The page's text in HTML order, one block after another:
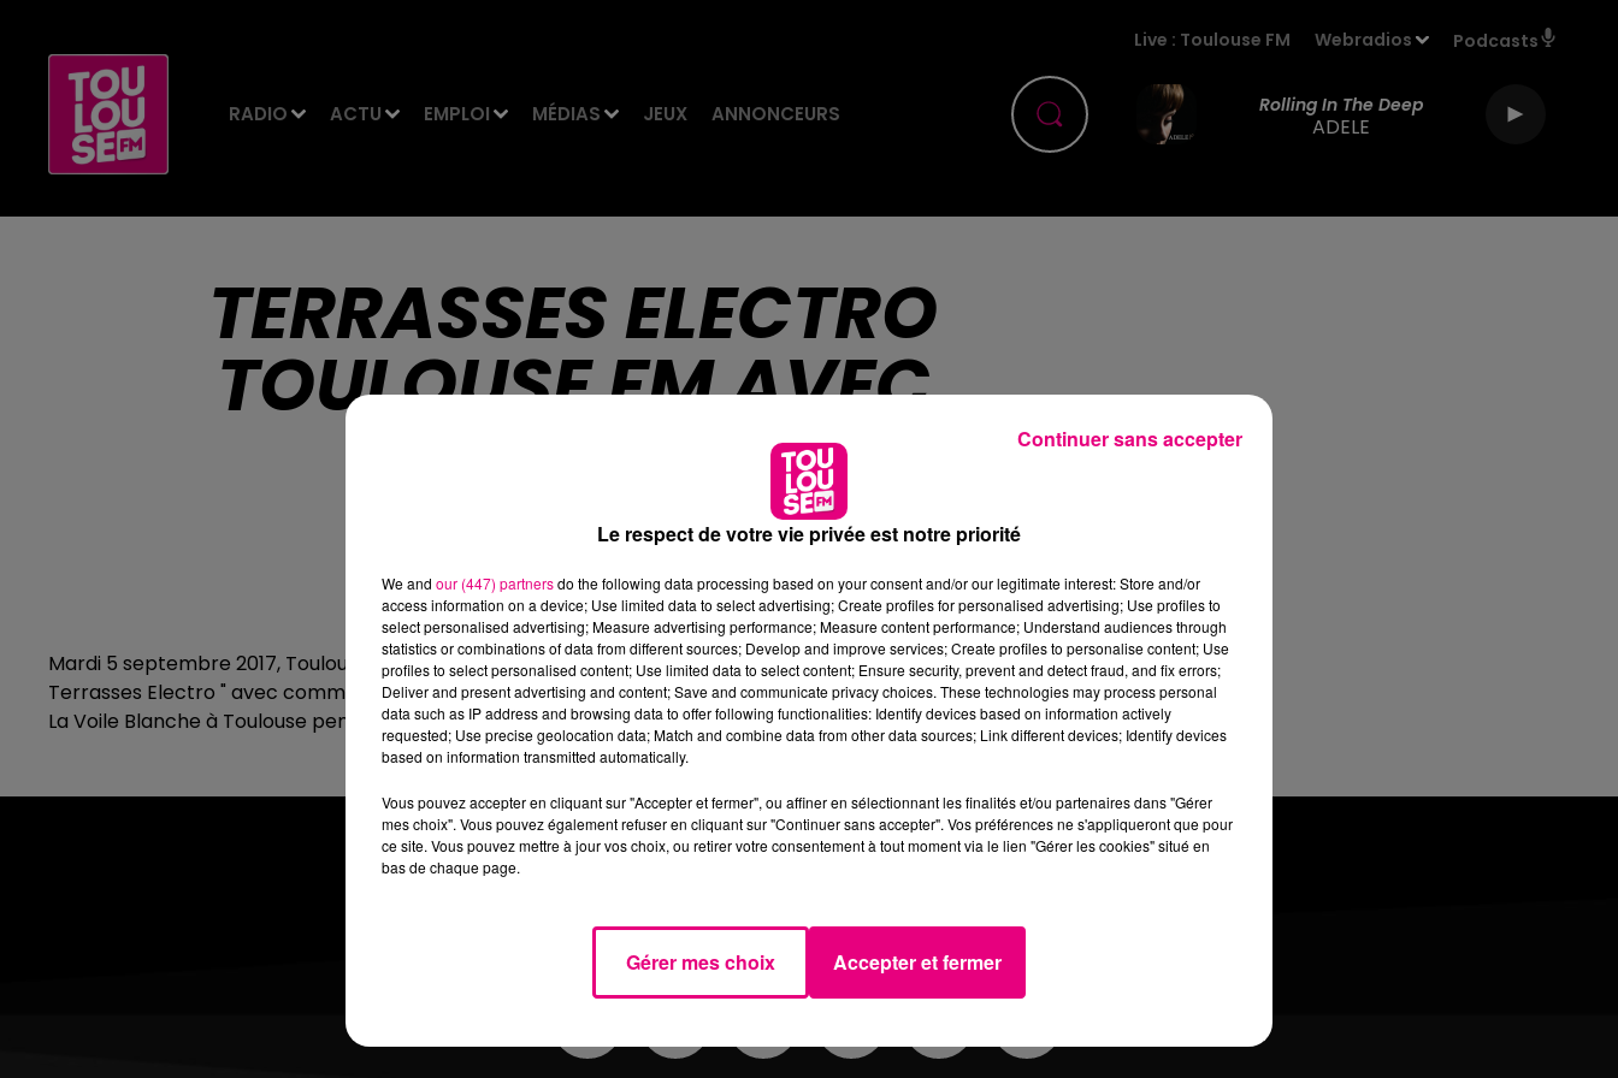
RADIO ACTU EMPLOI MÉDIAS JEUX ANNONCEURS
Live : Toulouse FM Webradios Podcasts
Rolling In The Deep
ADELE
TERRASSES ELECTRO
TOULOUSE FM AVEC
Mardi 5 septembre 2017, Toulouse FM invitait 500 auditeurs privilégiés à découvrir la première soirée " Les
Terrasses Electro " avec comme invité le DJ/Producteur Aslove ! Aslove s'est produit sur la scène flottante de
La Voile Blanche à Toulouse pendant plus d'une heure lors d'une soirée dont on se souviendra longtemps ...
EMPLOI MÉDIAS JEUX
Le respect de votre vie privée est notre priorité
We and our (447) partnersdo the following data processing based on your consent and/or our legitimate interest: Store and/or
access information on a device; Use limited data to select advertising; Create profiles for personalised advertising; Use profiles to
select personalised advertising; Measure advertising performance; Measure content performance; Understand audiences through
statistics or combinations of data from different sources; Develop and improve services; Create profiles to personalise content; Use
profiles to select personalised content; Use limited data to select content; Ensure security, prevent and detect fraud, and fix errors;
Deliver and present advertising and content; Save and communicate privacy choices. These technologies may process personal
data such as IP address and browsing data to offer following functionalities: Identify devices based on information actively
requested; Use precise geolocation data; Match and combine data from other data sources; Link different devices; Identify devices
based on information transmitted automatically.
Vous pouvez accepter en cliquant sur "Accepter et fermer", ou affiner en sélectionnant les finalités et/ou partenaires dans "Gérer
mes choix". Vous pouvez également refuser en cliquant sur "Continuer sans accepter". Vos préférences ne s'appliqueront que pour
ce site. Vous pouvez mettre à jour vos choix, ou retirer votre consentement à tout moment via le lien "Gérer les cookies" situé en
bas de chaque page.
Gérer mes choix Accepter et fermer
Continuer sans accepter